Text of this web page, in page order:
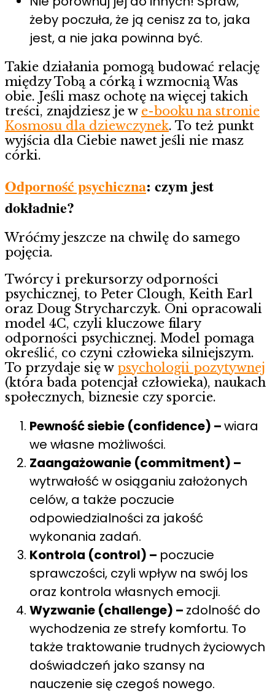
żeby poczuła, że ją cenisz za to, jaka
jest, a nie jaka powinna być.
Takie działania pomogą budować relację
między Tobą a córką i wzmocnią Was
obie. Jeśli masz ochotę na więcej takich
treści, znajdziesz je w e-booku na stronie
Kosmosu dla dziewczynek. To też punkt
wyjścia dla Ciebie nawet jeśli nie masz
córki.
Odporność psychiczna: czym jest
dokładnie?
Wróćmy jeszcze na chwilę do samego
pojęcia.
Twórcy i prekursorzy odporności
psychicznej, to Peter Clough, Keith Earl
oraz Doug Strycharczyk. Oni opracowali
model 4C, czyli kluczowe filary
odporności psychicznej. Model pomaga
określić, co czyni człowieka silniejszym.
To przydaje się w psychologii pozytywnej
(która bada potencjał człowieka), naukach
społecznych, biznesie czy sporcie.
Pewność siebie (confidence) –wiara
we własne możliwości.
Zaangażowanie (commitment) –
wytrwałość w osiąganiu założonych
celów, a także poczucie
odpowiedzialności za jakość
wykonania zadań.
Kontrola (control) – poczucie
sprawczości, czyli wpływ na swój los
oraz kontrola własnych emocji.
Wyzwanie (challenge) – zdolność do
wychodzenia ze strefy komfortu. To
także traktowanie trudnych życiowych
doświadczeń jako szansy na
nauczenie się czegoś nowego.